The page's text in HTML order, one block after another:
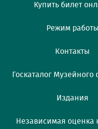
Купить билет
Режим работы
Контакты
Госкаталог
Издания
Независимая оценка